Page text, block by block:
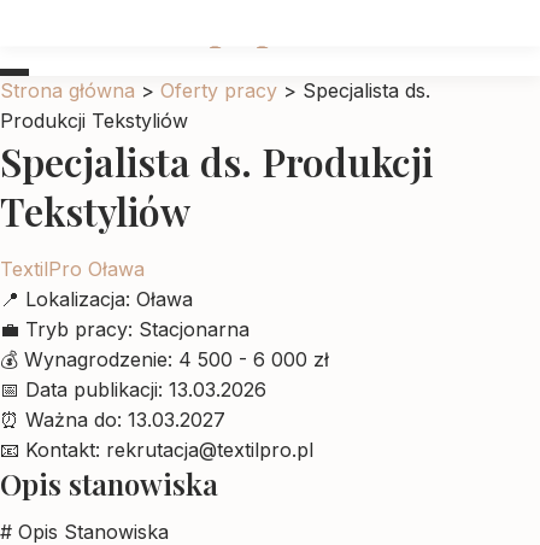
Strona główna > Oferty pracy > Specjalista ds.
Produkcji Tekstyliów
Specjalista ds. Produkcji
Tekstyliów
TextilPro Oława
📍 Lokalizacja: Oława
💼 Tryb pracy: Stacjonarna
💰 Wynagrodzenie: 4 500 - 6 000 zł
📅 Data publikacji: 13.03.2026
⏰ Ważna do: 13.03.2027
📧 Kontakt: rekrutacja@textilpro.pl
Opis stanowiska
# Opis Stanowiska